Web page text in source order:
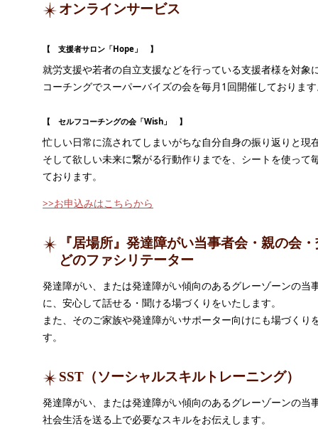
オンラインサービス
【 支援者サロン「Hope」 】
就労支援や若者の自立支援などを行っている支援者様を対象
コーチングでスーパーバイズの会を毎月1回開催しておりま
【 セルフコーチングの会「Wish」 】
忙しい日常に流されてしまいがちな自分自身の振り返りと現
そして欲しい未来に繋がる行動作りまでを、シートを使って
ております。
>>お申込みはこちらから
『居場所』発達障がい当事者会・親の会
どのファシリテーター
発達障がい、または発達障がい傾向のあるグレーゾーンの当
に、安心して話せる・聞ける場づくりをいたします。
また、そのご家族や発達障がいサポーター向けにも場づくり
す。
SST（ソーシャルスキルトレーニング）
発達障がい、または発達障がい傾向のあるグレーゾーンの当
社会生活を送る上で必要なスキルをお伝えします。